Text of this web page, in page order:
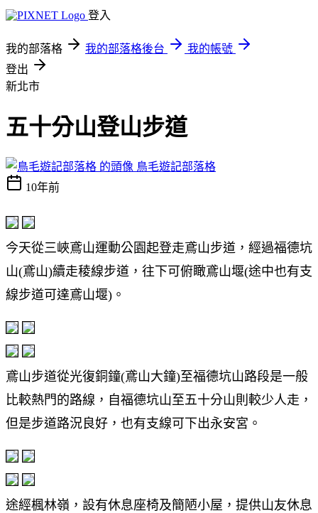
登入
我的部落格 我的部落格後台
我的帳號
登出
新北市
五十分山登山步道
鳥毛遊記部落格
10年前
今天從三峽鳶山運動公園起登走鳶山步道，經過福德坑
山(鳶山)續走稜線步道，往下可俯瞰鳶山堰(途中也有支
線步道可達鳶山堰)。
鳶山步道從光復銅鐘(鳶山大鐘)至福德坑山路段是一般
比較熱門的路線，自福德坑山至五十分山則較少人走，
但是步道路況良好，也有支線可下出永安宮。
途經楓林嶺，設有休息座椅及簡陋小屋，提供山友休息